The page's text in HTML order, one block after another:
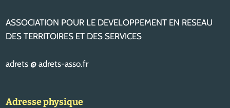
ASSOCIATION POUR LE DEVELOPPEMENT EN RESEAU
DES TERRITOIRES ET DES SERVICES
adrets @ adrets-asso.fr
Adresse physique